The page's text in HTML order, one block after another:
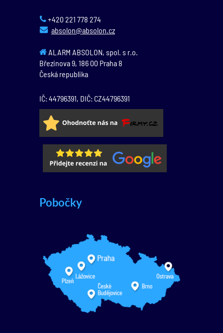
+420 221 778 274
absolon@absolon.cz
ALARM ABSOLON, spol. s r.o.
Březinova 9, 186 00 Praha 8
Česká republika
IČ: 44796391, DIČ: CZ44796391
Pobočky